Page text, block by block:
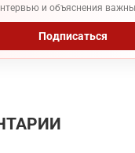
и объяснения
Подписаться